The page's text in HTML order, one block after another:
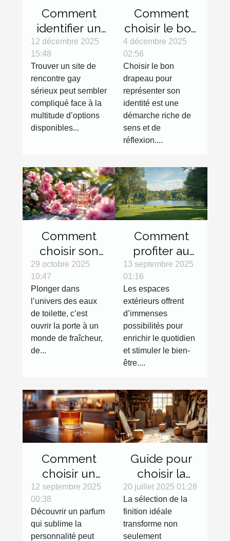
Comment
identifier un
site de
rencontre
gay sérieux ?
12 décembre 2025
15:48
Trouver un site de
rencontre gay
sérieux peut sembler
compliqué face à la
multitude d’options
disponibles...
Comment
choisir le bon
drapeau pour
représenter
votre
identité?
4 décembre 2025
02:56
Choisir le bon
drapeau pour
représenter son
identité est une
démarche riche de
sens et de
réflexion....
Comment
choisir son
eau de
toilette pour
une fraîcheur
durable ?
29 octobre 2025
10:47
Plonger dans
l’univers des eaux
de toilette, c’est
ouvrir la porte à un
monde de fraîcheur,
de...
Comment
profiter au
maximum
des espaces
extérieurs
avec des
activités
variées ?
13 septembre 2025
01:16
Les espaces
extérieurs offrent
d’immenses
possibilités pour
enrichir le quotidien
et stimuler le bien-
être....
Comment
choisir un
parfum en
ligne sans
l'essayer ?
12 septembre 2025
00:38
Découvrir un parfum
qui sublime la
personnalité peut
Guide pour
choisir la
finition
parfaite pour
votre mobilier
en bois
20 juillet 2025 01:28
La sélection de la
finition idéale
transforme non
seulement